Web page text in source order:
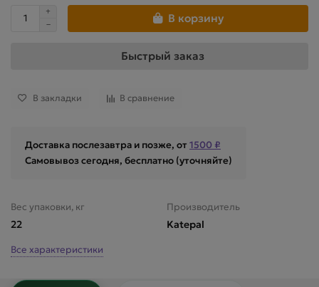
В корзину
Быстрый заказ
В закладки В сравнение
Доставка послезавтра и позже, от 1500 ₽
Самовывоз сегодня, бесплатно (уточняйте)
Вес упаковки, кг
22
Производитель
Katepal
Все характеристики